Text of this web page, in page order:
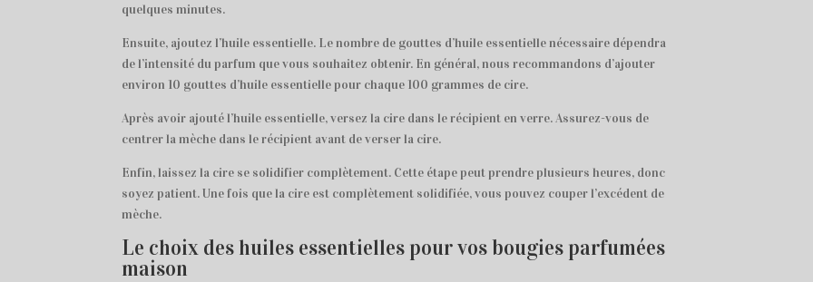
quelques minutes.
Ensuite, ajoutez l’huile essentielle. Le nombre de gouttes d’huile essentielle nécessaire dépendra
de l’intensité du parfum que vous souhaitez obtenir. En général, nous recommandons d’ajouter
environ 10 gouttes d’huile essentielle pour chaque 100 grammes de cire.
Après avoir ajouté l’huile essentielle, versez la cire dans le récipient en verre. Assurez-vous de
centrer la mèche dans le récipient avant de verser la cire.
Enfin, laissez la cire se solidifier complètement. Cette étape peut prendre plusieurs heures, donc
soyez patient. Une fois que la cire est complètement solidifiée, vous pouvez couper l’excédent de
mèche.
Le choix des huiles essentielles pour vos bougies parfumées
maison